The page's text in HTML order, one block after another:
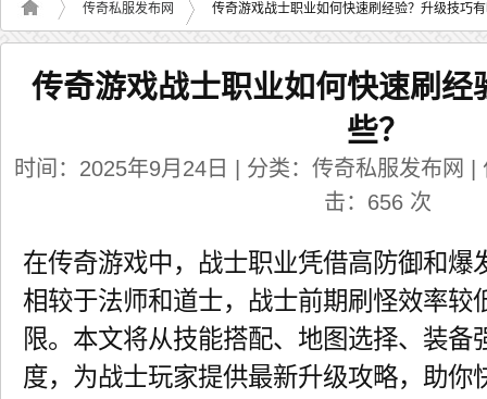
传奇私服发布网 传奇游戏战士职业如何快速刷经验？升级技巧
传奇游戏战士职业如何快速刷经
些？
时间：2025年9月24日 | 分类：传奇私服发布网
击： 656 次
在传奇游戏中，战士职业凭借高防御和爆
相较于法师和道士，战士前期刷怪效率较
限。本文将从技能搭配、地图选择、装备
度，为战士玩家提供最新升级攻略，助你